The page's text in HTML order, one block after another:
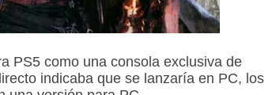
PS5 como una consola exclusiva de
indicaba que se lanzaría en PC, los